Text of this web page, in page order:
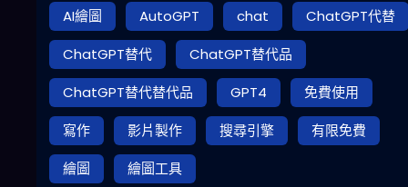
AI繪圖 AutoGPT chat
ChatGPT代替
ChatGPT替代
ChatGPT替代品
ChatGPT替代替代品
GPT4
免費使用
寫作
影片製作 搜尋引擎
有限免費
繪圖
繪圖工具